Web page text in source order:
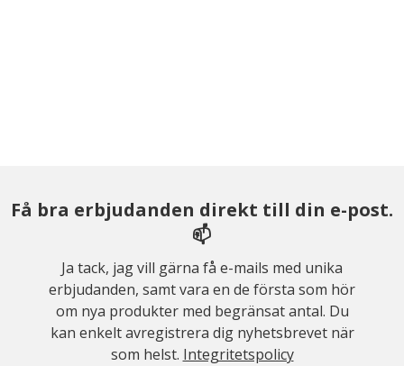
Få bra erbjudanden direkt till din e-post.
📫
Ja tack, jag vill gärna få e-mails med unika
erbjudanden, samt vara en de första som hör
om nya produkter med begränsat antal. Du
kan enkelt avregistrera dig nyhetsbrevet när
som helst. Integritetspolicy